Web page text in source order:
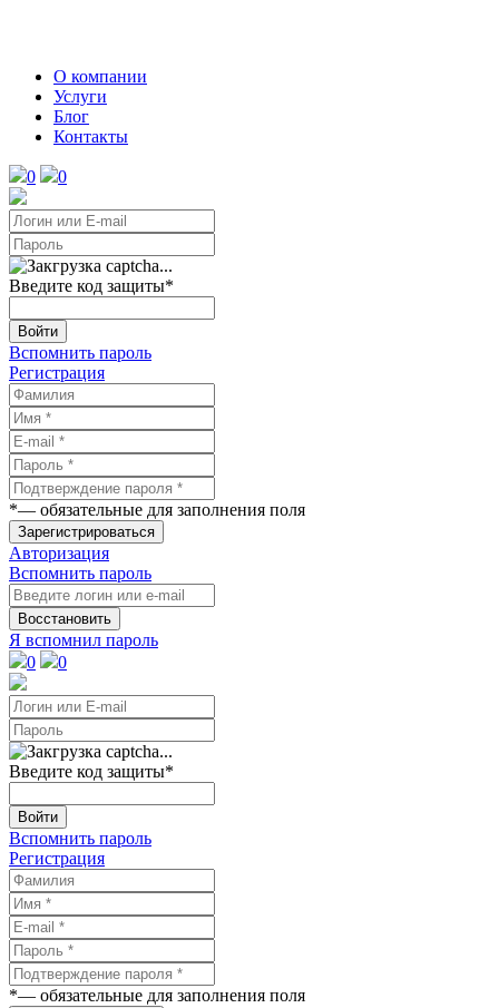
О компании
Услуги
Блог
Контакты
0 0
Введите код защиты*
Войти
Вспомнить пароль
Регистрация
*— обязательные для заполнения поля
Зарегистрироваться
Авторизация
Вспомнить пароль
Восстановить
Я вспомнил пароль
0
0
Введите код защиты*
Войти
Вспомнить пароль
Регистрация
*— обязательные для заполнения поля